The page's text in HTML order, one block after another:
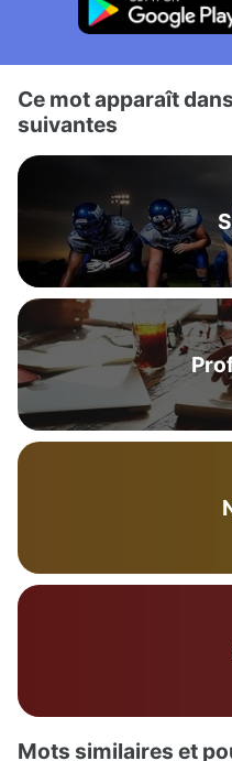
Ce mot apparaît
suivantes
Mots similaires et